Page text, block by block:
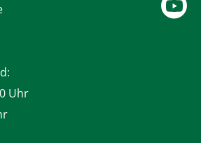
Uhr